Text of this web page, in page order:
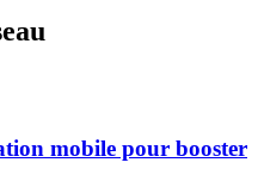
mobile pour booster